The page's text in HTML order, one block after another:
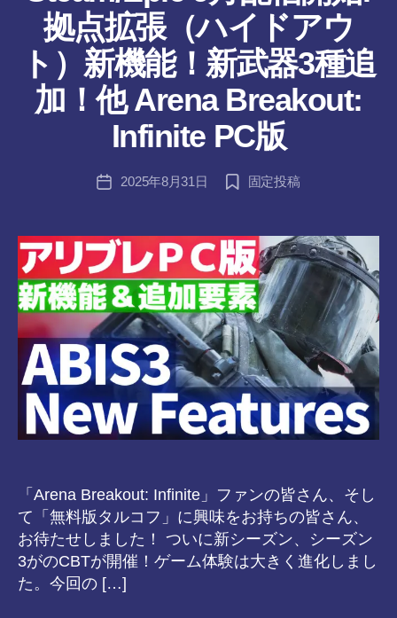
拠点拡張（ハイドアウ
ト）新機能！新武器3種追
加！他 Arena Breakout:
Infinite PC版
投
稿
成
者
:
a
8-
vr
投
2025年8月31日 固定投稿
「Arena Breakout: Infinite」ファンの皆さん、そし
て「無料版タルコフ」に興味をお持ちの皆さん、
お待たせしました！ ついに新シーズン、シーズン
3がのCBTが開催！ゲーム体験は大きく進化しまし
た。今回の […]